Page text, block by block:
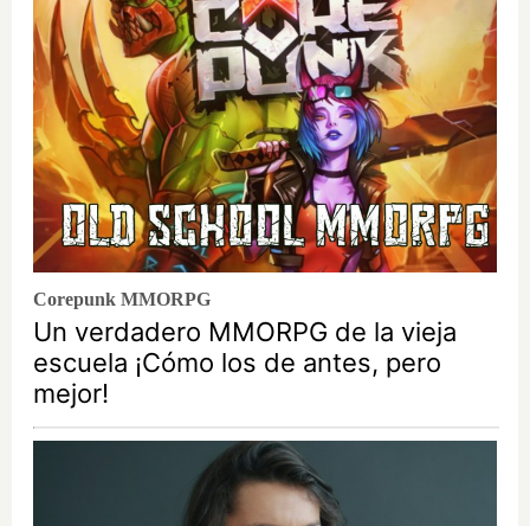
Corepunk MMORPG
Un verdadero MMORPG de la vieja
escuela ¡Cómo los de antes, pero
mejor!